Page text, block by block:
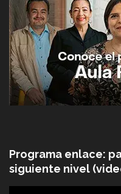
Programa enlace:
siguiente nivel